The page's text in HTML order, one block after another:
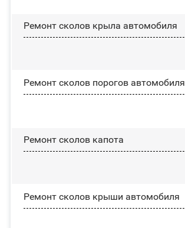
Ремонт сколов крыла автомобиля
Ремонт сколов порогов автомобиля
Ремонт сколов капота
Ремонт сколов крыши автомобиля